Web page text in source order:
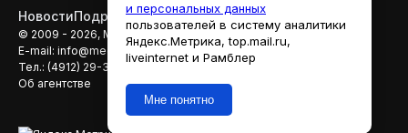
НовостиПодробностиАфишаКино
© 2009 - 2026, МЕДИАРЯЗАНЬ
E-mail: info@mediaryazan.ru
reklama@mediaryazan.ru
Тел.: (4912) 29-33-66
Об агентстве
и персональных данных
пользователей в систему аналитики
Яндекс.Метрика, top.mail.ru,
liveinternet и Рамблер
Мне понятно